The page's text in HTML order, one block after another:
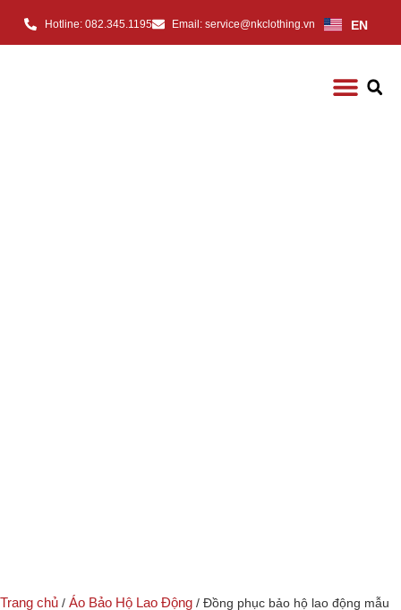
Hotline: 082.345.1195 Email: service@nkclothing.vn EN
Trang chủ / Áo Bảo Hộ Lao Động / Đồng phục bảo hộ lao động mẫu